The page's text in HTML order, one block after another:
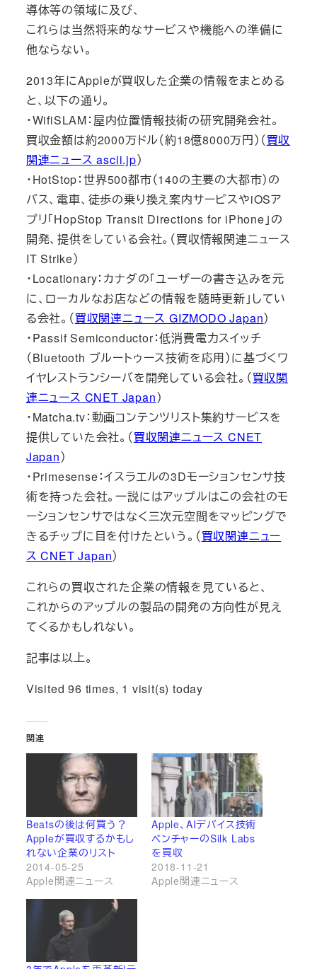
導体等の領域に及び、
これらは当然将来的なサービスや機能への準備に
他ならない。
2013年にAppleが買収した企業の情報をまとめる
と、以下の通り。
・WifiSLAM：屋内位置情報技術の研究開発会社。
買収金額は約2000万ドル（約18億8000万円）（買収
関連ニュース ascii.jp）
・HotStop：世界500都市（140の主要の大都市）の
バス、電車、徒歩の乗り換え案内サービスやiOSア
プリ「HopStop Transit Directions for iPhone」の
開発、提供をしている会社。（買収情報関連ニュース
IT Strike）
・Locationary：カナダの「ユーザーの書き込みを元
に、ローカルなお店などの情報を随時更新」してい
る会社。（買収関連ニュース GIZMODO Japan）
・Passif Semiconductor：低消費電力スイッチ
（Bluetooth ブルートゥース技術を応用）に基づくワ
イヤレストランシーバを開発している会社。（買収関
連ニュース CNET Japan）
・Matcha.tv：動画コンテンツリスト集約サービスを
提供していた会社。（買収関連ニュース CNET
Japan）
・Primesense：イスラエルの3Dモーションセンサ技
術を持った会社。一説にはアップルはこの会社のモ
ーションセンサではなく三次元空間をマッピングで
きるチップに目を付けたという。（買収関連ニュー
ス CNET Japan）
これらの買収された企業の情報を見ていると、
これからのアップルの製品の開発の方向性が見え
てくるかもしれない。
記事は以上。
Visited 96 times, 1 visit(s) today
関連
Beatsの後は何買う？
Appleが買収するかもし
れない企業のリスト
2014-05-25
Apple関連ニュース
Apple、AIデバイス技術
ベンチャーのSilk Labs
を買収
2018-11-21
Apple関連ニュース